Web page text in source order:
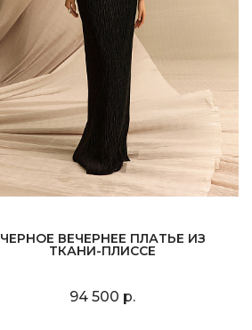
ЧЕРНОЕ ВЕЧЕРНЕЕ ПЛАТЬЕ ИЗ
ТКАНИ-ПЛИССЕ
94 500 р.